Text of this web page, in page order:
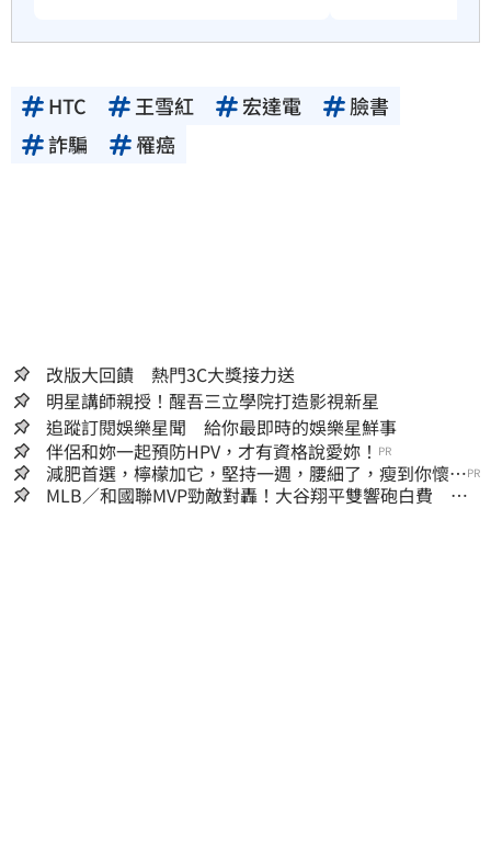
HTC 王雪紅 宏達電
臉書
詐騙
罹癌
改版大回饋 熱門3C大獎接力送
明星講師親授！醒吾三立學院打造影視新星
追蹤訂閱娛樂星聞 給你最即時的娛樂星鮮事
伴侶和妳一起預防HPV，才有資格說愛妳！ PR
減肥首選，檸檬加它，堅持一週，腰細了，瘦到你懷疑
人生
PR
MLB／和國聯MVP勁敵對轟！大谷翔平雙響砲白費 道